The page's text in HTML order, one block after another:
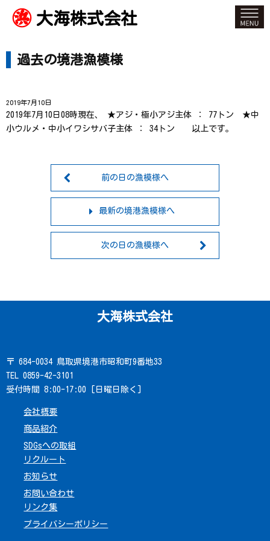
大海株式会社
過去の境港漁模様
2019年7月10日
2019年7月10日08時現在、 ★アジ・極小アジ主体 ： 77トン ★中
小ウルメ・中小イワシサバ子主体 ： 34トン 以上です。
前の日の漁模様へ
最新の境港漁模様へ
次の日の漁模様へ
大海株式会社
〒 684-0034 鳥取県境港市昭和町9番地33
TEL 0859-42-3101
受付時間 8:00-17:00 [日曜日除く]
会社概要
商品紹介
SDGsへの取組
リクルート
お知らせ
お問い合わせ
リンク集
プライバシーポリシー